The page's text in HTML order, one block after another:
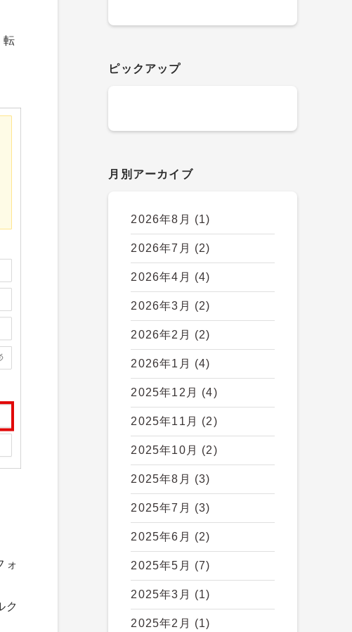
転
ォ
ク
ピックアップ
月別アーカイブ
2026年8月 (1)
2026年7月 (2)
2026年4月 (4)
2026年3月 (2)
2026年2月 (2)
2026年1月 (4)
2025年12月 (4)
2025年11月 (2)
2025年10月 (2)
2025年8月 (3)
2025年7月 (3)
2025年6月 (2)
2025年5月 (7)
2025年3月 (1)
2025年2月 (1)